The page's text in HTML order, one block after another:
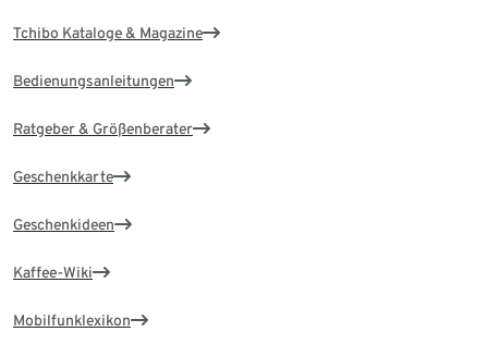
Tchibo Kataloge & Magazine
Bedienungsanleitungen
Ratgeber & Größenberater
Geschenkkarte
Geschenkideen
Kaffee-Wiki
Mobilfunklexikon